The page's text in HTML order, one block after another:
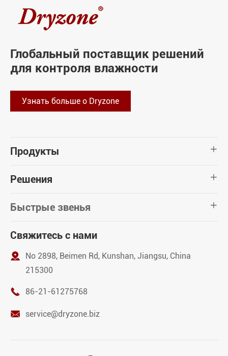
Глобальный поставщик решений
для контроля влажности
Узнать больше о Dryzone
Продукты 
Решения 
Быстрые звенья 
Свяжитесь с нами

No 2898, Beimen Rd, Kunshan, Jiangsu, China
215300
 86-21-61275768
 service@dryzone.biz